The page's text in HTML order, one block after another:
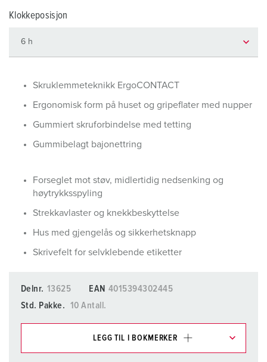
Klokkeposisjon
Skruklemmeteknikk ErgoCONTACT
Ergonomisk form på huset og gripeflater med nupper
Gummiert skruforbindelse med tetting
Gummibelagt bajonettring
Forseglet mot støv, midlertidig nedsenking og
høytrykksspyling
Strekkavlaster og knekkbeskyttelse
Hus med gjengelås og sikkerhetsknapp
Skrivefelt for selvklebende etiketter
Delnr. 13625 EAN 4015394302445
Std. Pakke.
10 Antall.
LEGG TIL I BOKMERKER